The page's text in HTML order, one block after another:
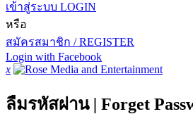
เข้าสู่ระบบ LOGIN
หรือ
สมัครสมาชิก / REGISTER
Login with Facebook
x
ลืมรหัสผ่าน | Forget